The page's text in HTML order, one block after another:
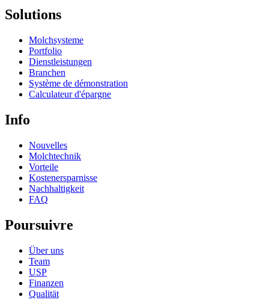
Solutions
Molchsysteme
Portfolio
Dienstleistungen
Branchen
Système de démonstration
Calculateur d'épargne
Info
Nouvelles
Molchtechnik
Vorteile
Kostenersparnisse
Nachhaltigkeit
FAQ
Poursuivre
Über uns
Team
USP
Finanzen
Qualität